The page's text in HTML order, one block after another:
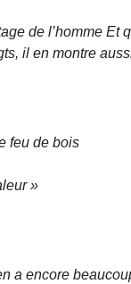
de l’homme
il en montre
feu de bois
»
a encore